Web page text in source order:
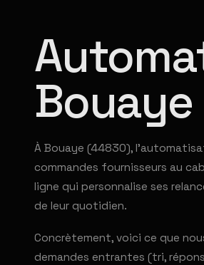
Bouaye
À Bouaye (44830),
commandes fournisseurs au
ligne qui personnalise ses
de leur quotidien.
Concrètement, voici ce que
demandes entrantes (tri,